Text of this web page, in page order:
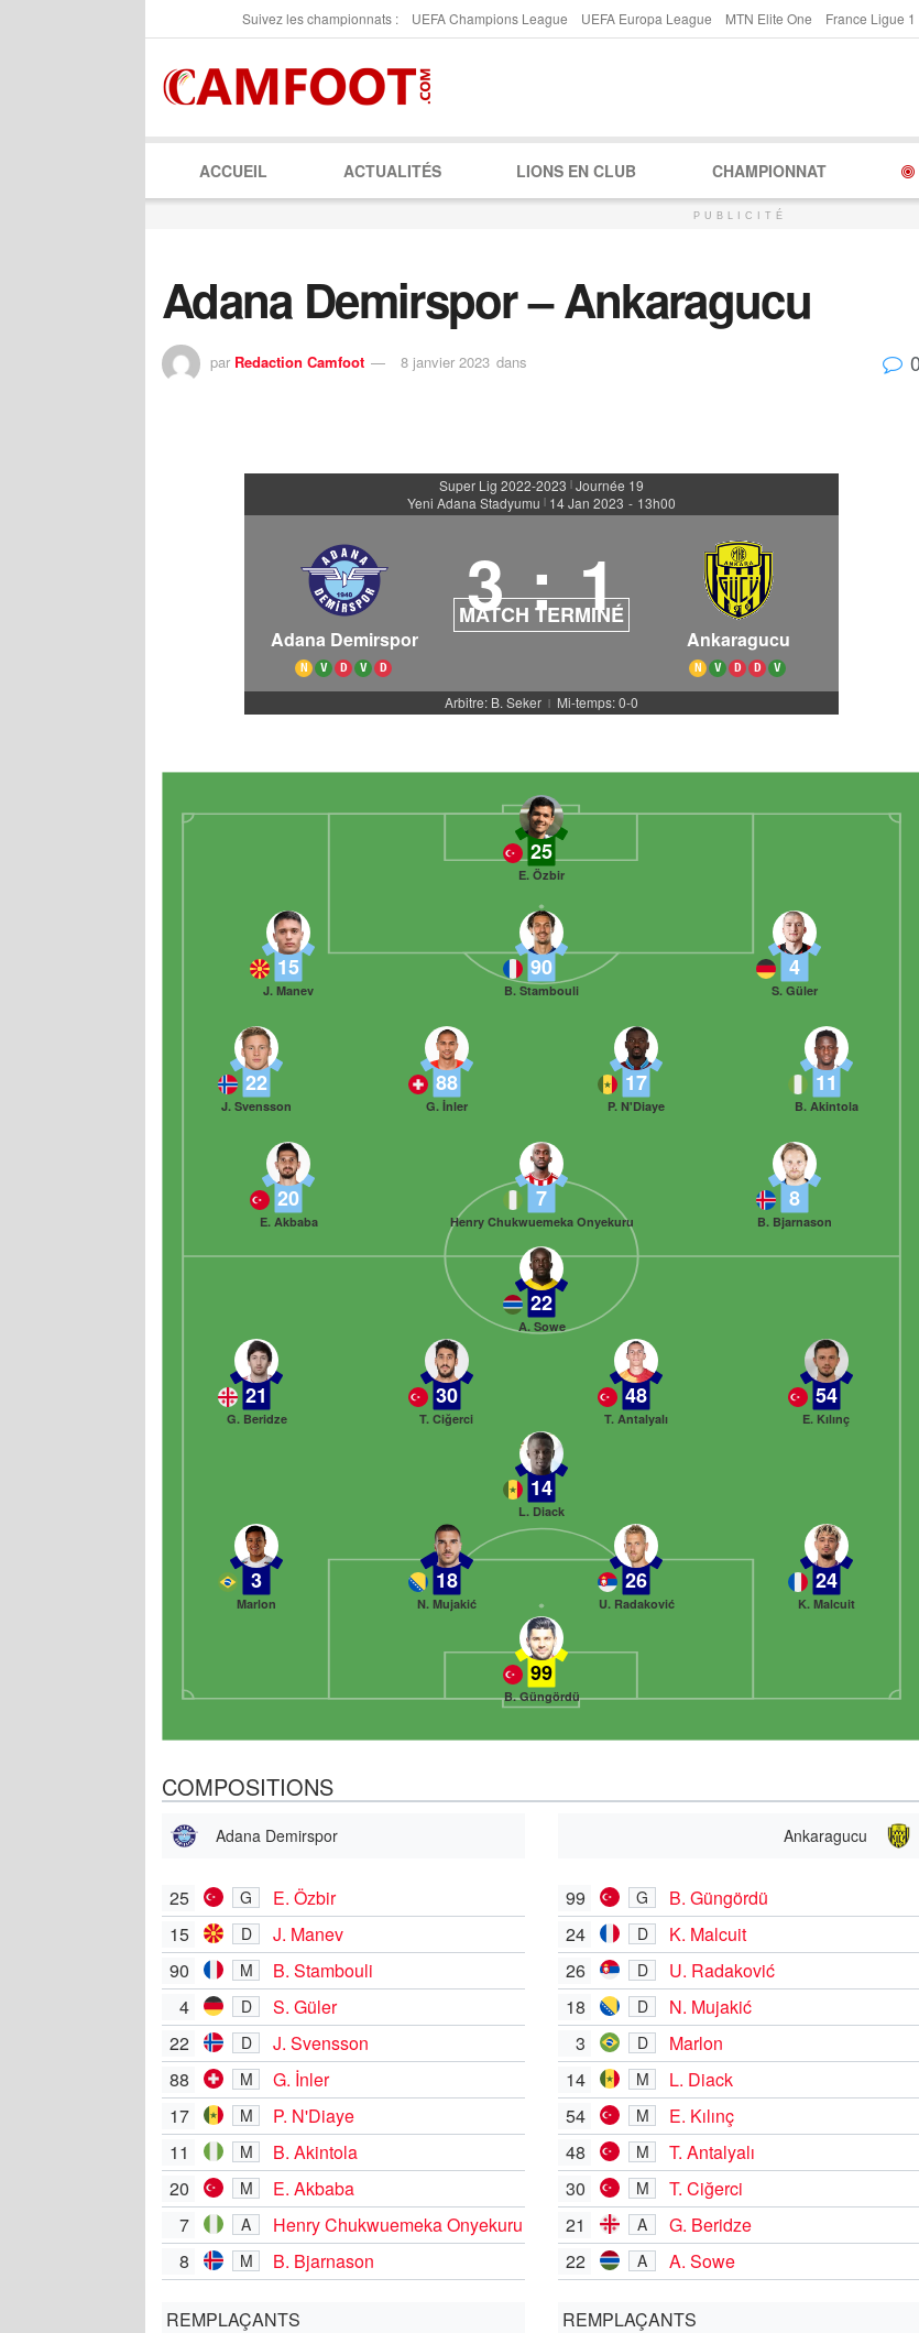
Suivez les championnats : UEFA Champions League UEFA Europa League MTN Elite One France Ligue 1
ACCUEIL ACTUALITÉS LIONS EN CLUB CHAMPIONNAT
PUBLICITÉ
Adana Demirspor – Ankaragucu
par Redaction Camfoot 8 janvier 2023 dans 0
Super Lig 2022-2023 | Journée 19
Yeni Adana Stadyumu | 14 Jan 2023 - 13h00
Adana Demirspor
N V D V D
3 : 1
MATCH TERMINÉ
Ankaragucu
N V D D V
Arbitre: B. Seker | Mi-temps: 0-0
25
E. Özbir
4
S. Güler
90
B. Stambouli
15
J. Manev
11
B. Akintola
17
P. N'Diaye
88
G. İnler
22
J. Svensson
8
B. Bjarnason
7
Henry Chukwuemeka Onyekuru
20
E. Akbaba
99
B. Güngördü
3
Marlon
18
N. Mujakić
26
U. Radaković
24
K. Malcuit
14
L. Diack
21
G. Beridze
30
T. Ciğerci
48
T. Antalyalı
54
E. Kılınç
22
A. Sowe
COMPOSITIONS
Adana Demirspor
25 G
E. Özbir
15
D
J. Manev
90
M
B. Stambouli
4
D
S. Güler
22
D
J. Svensson
88
M
G. İnler
17
M
P. N'Diaye
11
M
B. Akintola
20
M
E. Akbaba
7
A
Henry Chukwuemeka Onyekuru
8
M B. Bjarnason
REMPLAÇANTS
Ankaragucu
99 G
B. Güngördü
24
D
K. Malcuit
26
D
U. Radaković
18
D
N. Mujakić
3
D
Marlon
14
M
L. Diack
54
M
E. Kılınç
48
M
T. Antalyalı
30
M
T. Ciğerci
21
A
G. Beridze
22
A A. Sowe
REMPLAÇANTS